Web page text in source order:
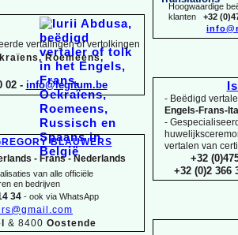
Hoogwaardige
klanten +32
- Beëdigd
Engels-Frans-
-
vertalen van
+32
+32 (0)2 366
vertalingen of vertolkingen
Roemeens,
02 - info@legitum.be
BLAUWERS
- Frans -Nederlands
van alle officiële
en bedrijven
34 -ook via WhatsApp
& 8400 Oostende